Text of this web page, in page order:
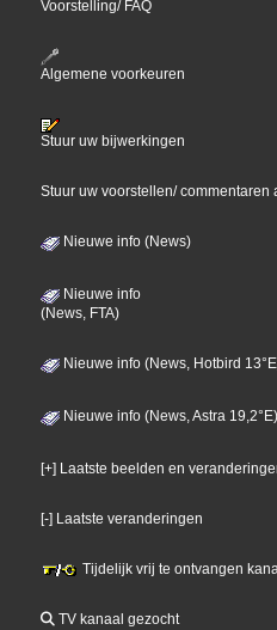
Voorstelling/ FAQ
Algemene voorkeuren
Stuur uw bijwerkingen
Stuur uw voorstellen/ commentaren
Nieuwe info (News)
Nieuwe info
(News, FTA)
Nieuwe info (News, Hotbird
Nieuwe info (News, Astra 19,2°E)
[+] Laatste beelden en
[-] Laatste veranderingen
Tijdelijk vrij te ontvangen
TV kanaal gezocht